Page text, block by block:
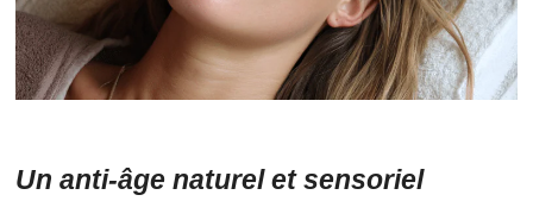
Un anti-âge naturel et sensoriel